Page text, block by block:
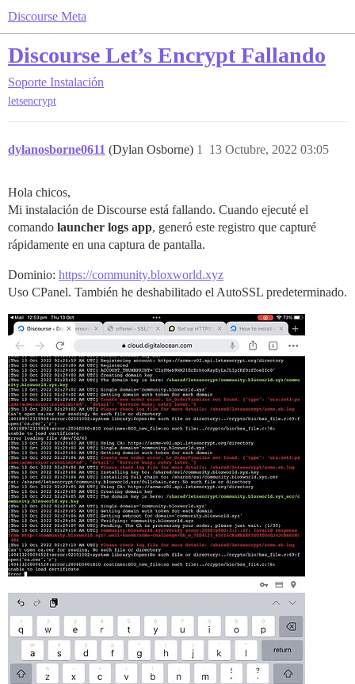
Discourse Meta
Discourse Let’s Encrypt Fallando
Soporte Instalación
letsencrypt
dylanosborne0611 (Dylan Osborne) 13 Octubre, 2022 03:05
1
Hola chicos,
Mi instalación de Discourse está fallando. Cuando ejecuté el
comando launcher logs app, generó este registro que capturé
rápidamente en una captura de pantalla.
Dominio: https://community.bloxworld.xyz
Uso CPanel. También he deshabilitado el AutoSSL predeterminado.